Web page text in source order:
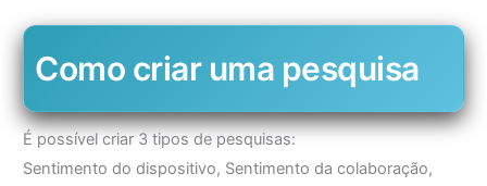
Como criar uma pesquisa
É possível criar 3 tipos de pesquisas:
Sentimento do dispositivo, Sentimento da colaboração,